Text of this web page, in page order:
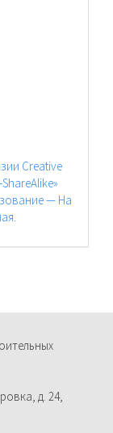
Creative
— На
.
д. 24,